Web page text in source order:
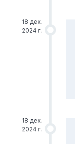
18 дек.
2024 г.
18 дек.
2024 г.